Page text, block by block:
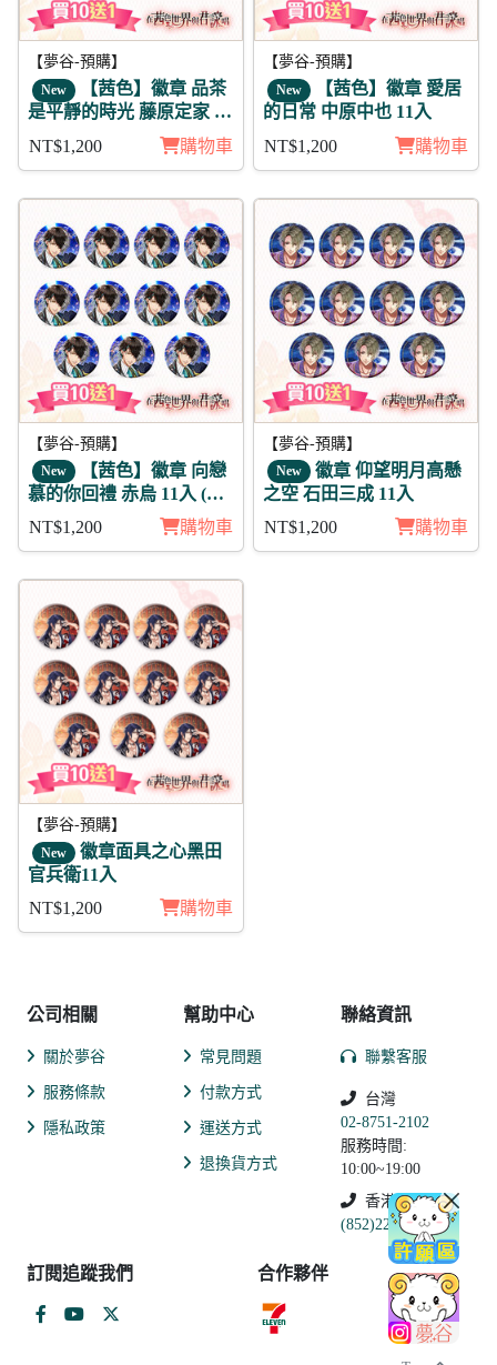
【夢谷-預購】
New 【茜色】徽章 品茶
是平靜的時光 藤原定家 11
NT$1,200 購物車
【夢谷-預購】
New 【茜色】徽章 愛居
的日常 中原中也 11入
NT$1,200
購物車
【夢谷-預購】
New 【茜色】徽章 向戀
慕的你回禮 赤烏 11入 (陰
NT$1,200 購物車
【夢谷-預購】
New 徽章 仰望明月高懸
之空 石田三成 11入
NT$1,200
購物車
【夢谷-預購】
New 徽章面具之心黑田
官兵衛11入
NT$1,200
購物車
公司相關
關於夢谷
服務條款
隱私政策
幫助中心
常見問題
付款方式
運送方式
退換貨方式
聯絡資訊
聯繫客服
台灣
02-8751-2102
服務時間:
10:00~19:00
香港
(852)2250-9311
訂閱追蹤我們 合作夥伴